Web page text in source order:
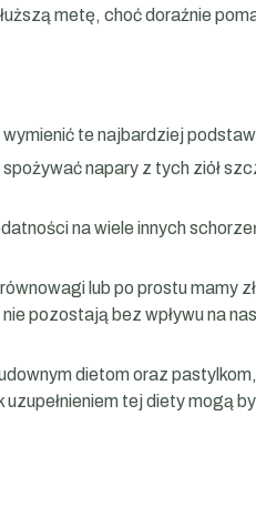
metę, choć doraźnie
te najbardziej
napary z tych ziół
na wiele innych
lub po prostu mamy
pozostają bez wpływu na
dietom oraz
tej diety mogą